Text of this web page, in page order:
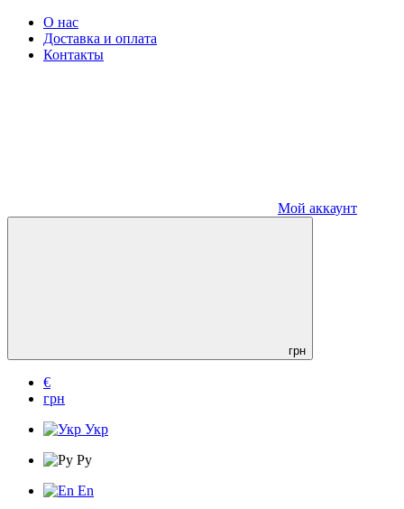
О нас
Доставка и оплата
Контакты
Мой аккаунт
грн
€
грн
Укр
Ру
En